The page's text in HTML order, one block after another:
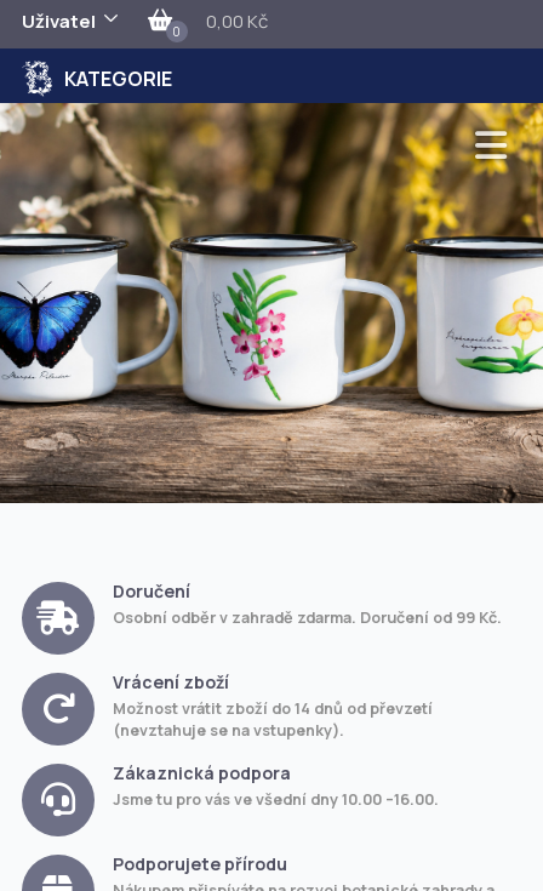
Uživatel 0 0,00 Kč
KATEGORIE
Doručení
Osobní odběr v zahradě zdarma. Doručení od 99 Kč.
Vrácení zboží
Možnost vrátit zboží do 14 dnů od převzetí
(nevztahuje se na vstupenky).
Zákaznická podpora
Jsme tu pro vás ve všední dny 10.00 –16.00.
Podporujete přírodu